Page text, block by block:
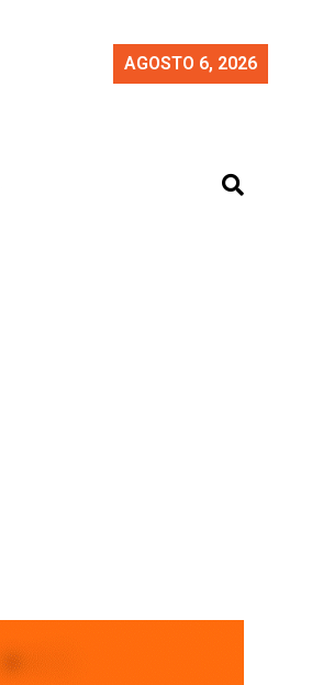
AGOSTO 6, 2026